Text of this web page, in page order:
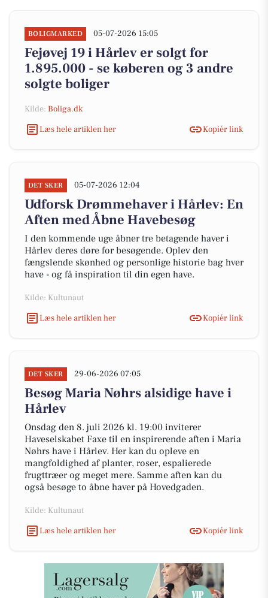
BOLIGMARKED 05-07-2026 15:05
Fejøvej 19 i Hårlev er solgt for
1.895.000 - se køberen og 3 andre
solgte boliger
Kilde: Boliga.dk
Læs hele artiklen her
Kopiér link
DET SKER 05-07-2026 12:04
Udforsk Drømmehaver i Hårlev: En
Aften med Åbne Havebesøg
I den kommende uge åbner tre betagende haver i
Hårlev deres døre for besøgende. Oplev den
fængslende skønhed og personlige historie bag hver
have - og få inspiration til din egen have.
Kilde: Kultunaut
Læs hele artiklen her
Kopiér link
DET SKER 29-06-2026 07:05
Besøg Maria Nøhrs alsidige have i
Hårlev
Onsdag den 8. juli 2026 kl. 19:00 inviterer
Haveselskabet Faxe til en inspirerende aften i Maria
Nøhrs have i Hårlev. Her kan du opleve en
mangfoldighed af planter, roser, espalierede
frugttræer og meget mere. Samme aften kan du
også besøge to åbne haver på Hovedgaden.
Kilde: Kultunaut
Læs hele artiklen her
Kopiér link